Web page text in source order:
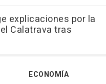
explicaciones por la
Calatrava tras
ECONOMÍA